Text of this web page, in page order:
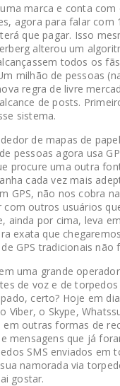
marca e conta
agora para falar com
que pagar. Isso
alterou um
todos os
milhão de pessoas
regra de livre
de posts.
sistema.
de mapas de
pessoas agora usa
procure uma outra
cada vez mais
GPS, não nos cobra
com outros usuários
ainda por cima, leva
exata que
GPS tradicionais não
uma grande
de voz e de
certo? Hoje em
Viber, o Skype,
em outras formas de
mensagens que já
SMS enviados em
namorada via
gostar.